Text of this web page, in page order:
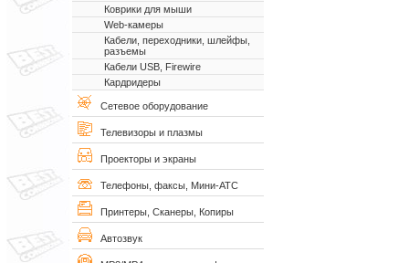
Коврики для мыши
Web-камеры
Кабели, переходники, шлейфы,
разъемы
Кабели USB, Firewire
Кардридеры
Сетевое оборудование
Телевизоры и плазмы
Проекторы и экраны
Телефоны, факсы, Мини-АТС
Принтеры, Сканеры, Копиры
Автозвук